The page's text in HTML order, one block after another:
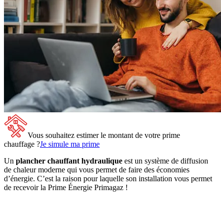
Vous souhaitez estimer le montant de votre prime
chauffage ?Je simule ma prime
Un plancher chauffant hydraulique est un système de diffusion
de chaleur moderne qui vous permet de faire des économies
d’énergie. C’est la raison pour laquelle son installation vous permet
de recevoir la Prime Énergie Primagaz !